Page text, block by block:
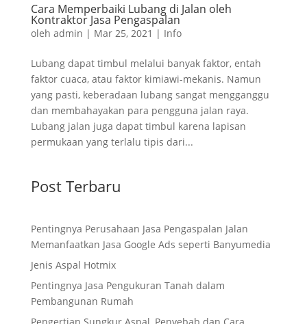
Cara Memperbaiki Lubang di Jalan oleh
Kontraktor Jasa Pengaspalan
oleh admin | Mar 25, 2021 | Info
Lubang dapat timbul melalui banyak faktor, entah
faktor cuaca, atau faktor kimiawi-mekanis. Namun
yang pasti, keberadaan lubang sangat mengganggu
dan membahayakan para pengguna jalan raya.
Lubang jalan juga dapat timbul karena lapisan
permukaan yang terlalu tipis dari...
Post Terbaru
Pentingnya Perusahaan Jasa Pengaspalan Jalan
Memanfaatkan Jasa Google Ads seperti Banyumedia
Jenis Aspal Hotmix
Pentingnya Jasa Pengukuran Tanah dalam
Pembangunan Rumah
Pengertian Sungkur Aspal, Penyebab dan Cara